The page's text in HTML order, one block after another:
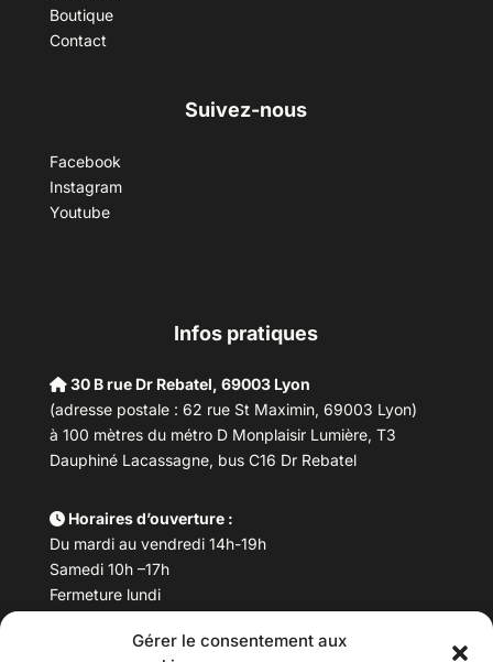
Gérer le consentement aux
Boutique
Contact
Suivez-nous
Facebook
Instagram
Youtube
Infos pratiques
30 B rue Dr Rebatel, 69003 Lyon
(adresse postale : 62 rue St Maximin, 69003 Lyon)
à 100 mètres du métro D Monplaisir Lumière, T3
Dauphiné Lacassagne, bus C16 Dr Rebatel
Horaires d’ouverture :
Du mardi au vendredi 14h-19h
Samedi 10h –17h
Fermeture lundi
Téléphone : 04 78 53 06 40